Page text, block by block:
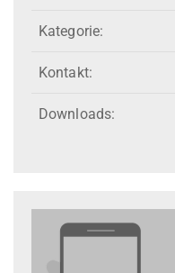
Kategorie:
Kontakt:
Downloads: